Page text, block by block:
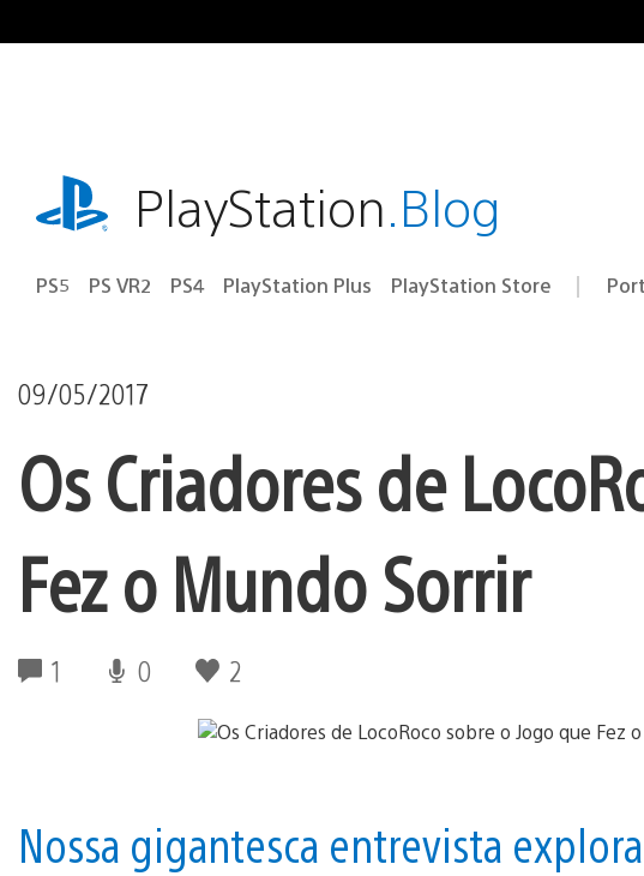
para
playstation.comPlayStation.Blog
PS5 PS VR2 PS4 PlayStation Plus PlayStation Store
09/05/2017
Os Criadores de
Fez o Mundo Sorrir
1 0 2
Nossa gigantesca entrevista